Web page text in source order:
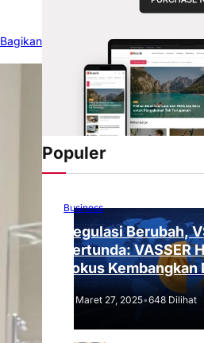
Bagikan
Populer
Business
Regulasi Berubah,
Tertunda: VASSER
Fokus Kembangkan
Tantangan Regulasi!
Maret 27, 2025•648 Dilihat